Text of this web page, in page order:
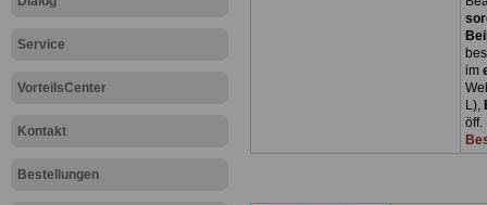
Service
VorteilsCenter
Kontakt
Bestellungen
im
L),
öff.